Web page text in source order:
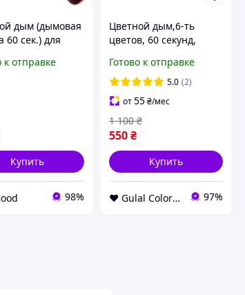
дым (дымовая
сек.) для
к отправке
Купить
98%
Цветной дым,6-ть
цветов, 60 секунд,
Кольоровий дим,
Дымовые шашки
Готово к отправке
5.0 (2)
от55₴/мес
550₴
1 100 ₴
Купить
❤️ Gulal Colors ❤️ 97%